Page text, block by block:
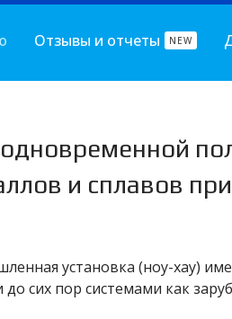
Отзывы и отчеты NEW
и сплавов
установка (ноу-хау)
сих пор системами как